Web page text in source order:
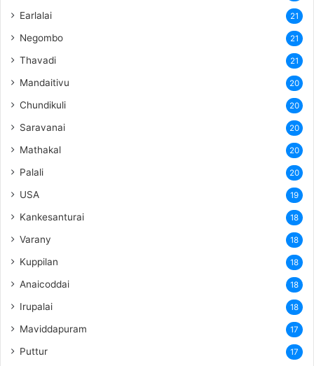
Earlalai 21
Negombo 21
Thavadi 21
Mandaitivu 20
Chundikuli 20
Saravanai 20
Mathakal 20
Palali 20
USA 19
Kankesanturai 18
Varany 18
Kuppilan 18
Anaicoddai 18
Irupalai 18
Maviddapuram 17
Puttur 17